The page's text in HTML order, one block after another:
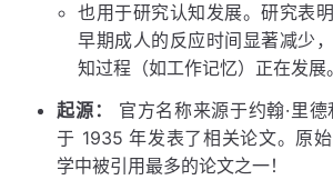
也用于研究认知发展。研究表
早期成人的反应时间显著减少
知过程（如工作记忆）正在发展。
起源：
官方名称来源于约翰·里
于 1935 年发表了相关论文。原
学中被引用最多的论文之一！